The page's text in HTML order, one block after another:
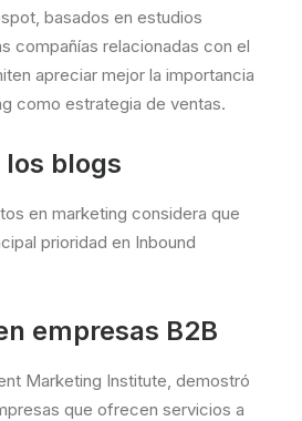
basados en estudios
compañías relacionadas con el
apreciar mejor la importancia
como estrategia de ventas.
los blogs
en marketing considera que
prioridad en Inbound
empresas B2B
Marketing Institute, demostró
que ofrecen servicios a